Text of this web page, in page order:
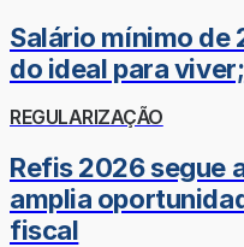
Salário mínimo de
do ideal para
REGULARIZAÇÃO
Refis 2026 segue
amplia
fiscal